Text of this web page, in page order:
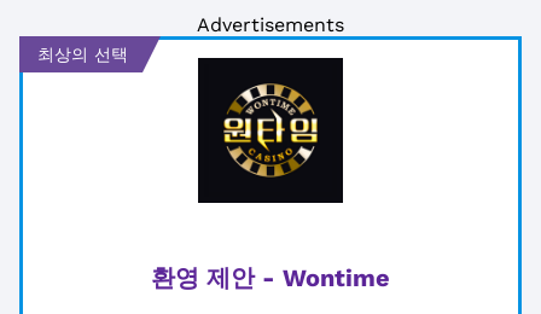
Advertisements
최상의 선택
환영 제안 - Wontime